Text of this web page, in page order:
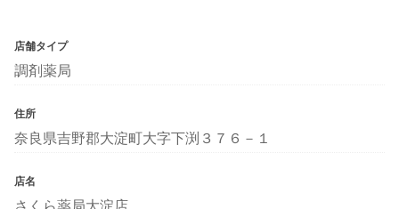
店舗タイプ
調剤薬局
住所
奈良県吉野郡大淀町大字下渕３７６－１
店名
さくら薬局大淀店